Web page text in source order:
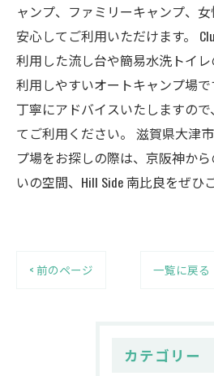
ャンプ、ファミリーキャンプ、
安心してご利用いただけます。
利用した流し台や簡易水洗トイ
利用しやすいオートキャンプ場で
丁寧にアドバイスいたしますの
てご利用ください。 滋賀県大津
プ場をお探しの際は、京阪神か
いの空間、Hill Side 南比良をぜひ
< 前のページ 一覧に戻る
カテゴリー